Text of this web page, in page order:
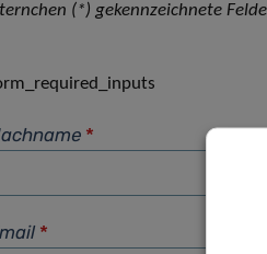
(*) gekennzeichnete
*
*